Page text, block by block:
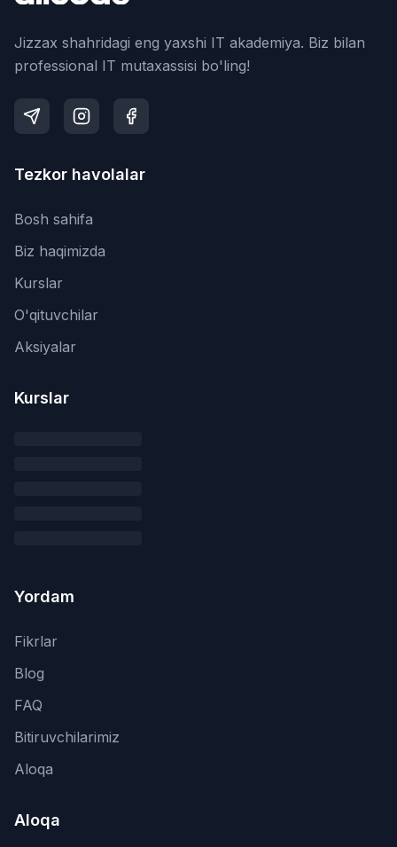
Jizzax shahridagi eng yaxshi IT akademiya. Biz bilan
professional IT mutaxassisi bo'ling!
Tezkor havolalar
Bosh sahifa
Biz haqimizda
Kurslar
O'qituvchilar
Aksiyalar
Kurslar
Yordam
Fikrlar
Blog
FAQ
Bitiruvchilarimiz
Aloqa
Aloqa